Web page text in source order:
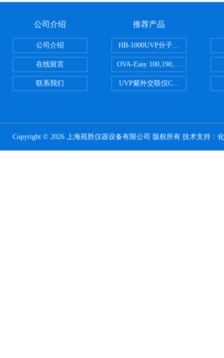
公司介绍
公司介绍
在线留言
联系我们
推荐产品
HB-1000UVP分子杂交箱
OVA-Easy 100,190,380,580英国
UVP紫外交联仪CL-1000
Copyright © 2026 上海苑胜仪器设备有限公司 版权所有 技术支持：